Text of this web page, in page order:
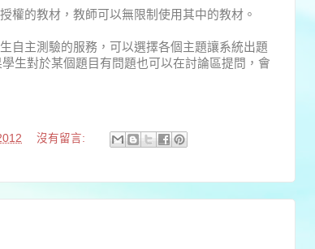
權的教材，教師可以無限制使用其中的教材。
自主測驗的服務，可以選擇各個主題讓系統出題
生對於某個題目有問題也可以在討論區提問，會
沒有留言: